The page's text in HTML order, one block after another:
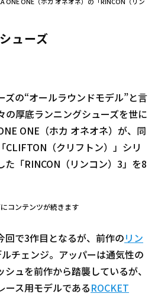
ONE ONE（ホカ オネオネ）の「RINCON（リン
ューズ
の“オールラウンドモデル”と言
の厚底ランニングシューズを世に
ONE（ホカ オネオネ）が、同
CLIFTON（クリフトン）」シリ
た「RINCON（リンコン）3」を8
コンテンツが続きます
で3作目となるが、前作の リン
チェンジ。アッパーは通気性の
ュを前作から踏襲しているが、
ース用モデルである ROCKET